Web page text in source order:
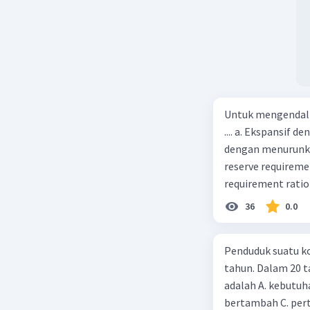
Untuk
.... a. Ekspansif
dengan
reserve
requirement ratio
Indonesia
Menimbulkan
kurva jumlah
c. Tingkat bunga
(penawaran
mana bentuk
36 0.0
Penduduk suatu
tahun. Dalam 20
adalah A.
bertambah C.